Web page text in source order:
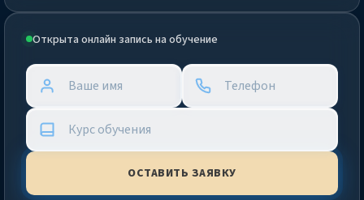
Открыта онлайн запись на обучение